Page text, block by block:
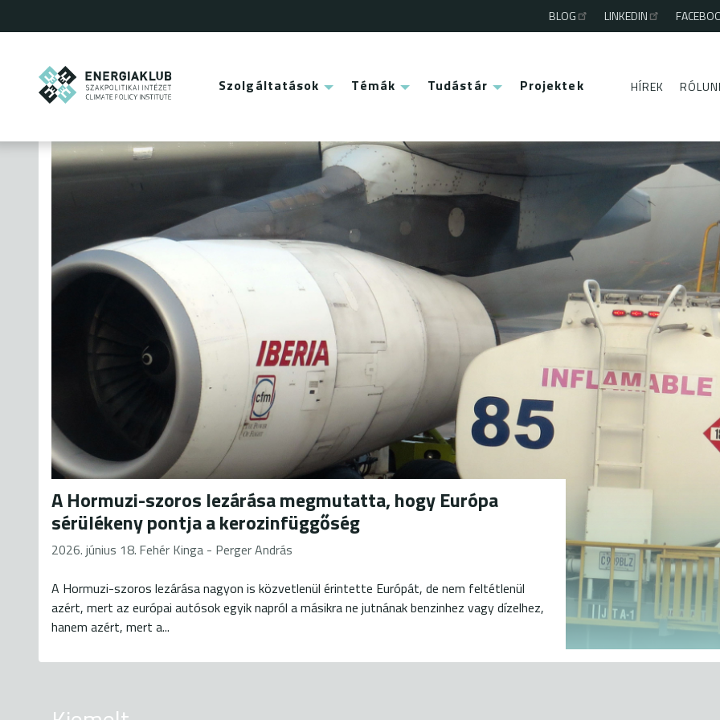
a
ENERGIAKLUB
Main
menu
Szolgáltatások Témák Tudástár Projektek HÍREK
Third
BLOG LINKEDIN
A Hormuzi-szoros lezárása megmutatta, hogy Európa
sérülékeny pontja a kerozinfüggőség
2026. június 18. Fehér Kinga - Perger András
A Hormuzi-szoros lezárása nagyon is közvetlenül érintette Európát, de nem feltétlenül
azért, mert az európai autósok egyik napról a másikra ne jutnának benzinhez vagy dízelhez,
hanem azért, mert a...